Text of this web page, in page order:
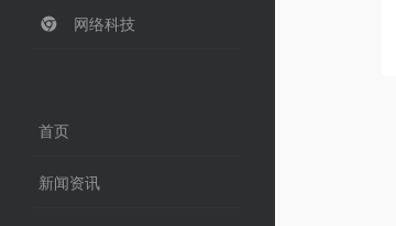
网络科技
首页
新闻资讯